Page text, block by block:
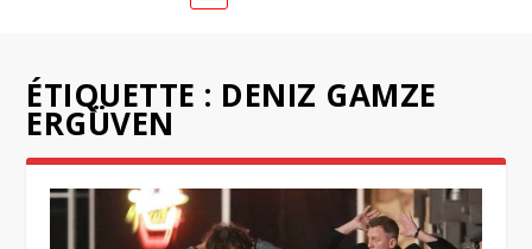
ÉTIQUETTE : DENIZ GAMZE
ERGÜVEN